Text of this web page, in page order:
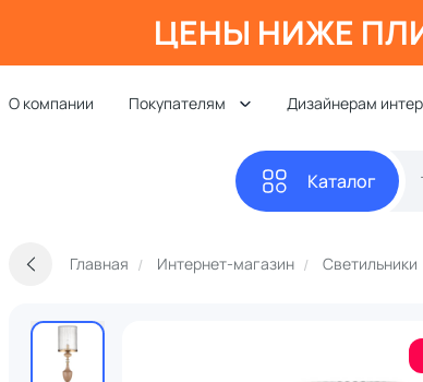
ЦЕНЫ НИЖЕ
О компании Покупателям Дизайнерам
Каталог
Главная Интернет-магазин Светильники